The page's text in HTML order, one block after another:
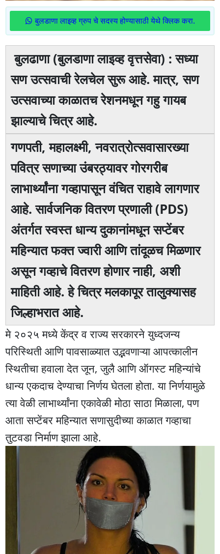
बुलडाणा लाइव्ह ग्रुप चे सदस्य होण्यासाठी येथे क्लिक करा.
बुलढाणा (बुलडाणा लाइव्ह वृत्तसेवा) : सध्या
सण उत्सवाची रेलचेल सुरू आहे. मात्र, सण
उत्सवाच्या काळातच रेशनमधून गहु गायब
झाल्याचे चित्र आहे.
गणपती, महालक्ष्मी, नवरात्रोत्सवासारख्या
पवित्र सणाच्या उंबरठ्यावर गोरगरीब
लाभार्थ्यांना गव्हापासून वंचित राहावे लागणार
आहे. सार्वजनिक वितरण प्रणाली (PDS)
अंतर्गत स्वस्त धान्य दुकानांमधून सप्टेंबर
महिन्यात फक्त ज्वारी आणि तांदूळच मिळणार
असून गव्हाचे वितरण होणार नाही, अशी
माहिती आहे. हे चित्र मलकापूर तालुक्यासह
जिल्हाभरात आहे.
मे २०२५ मध्ये केंद्र व राज्य सरकारने युध्दजन्य
परिस्थिती आणि पावसाळ्यात उद्भवणाऱ्या आपत्कालीन
स्थितीचा हवाला देत जून, जुलै आणि ऑगस्ट महिन्यांचे
धान्य एकदाच देण्याचा निर्णय घेतला होता. या निर्णयामुळे
त्या वेळी लाभार्थ्यांना एकावेळी मोठा साठा मिळाला, पण
आता सप्टेंबर महिन्यात सणासुदीच्या काळात गव्हाचा
तुटवडा निर्माण झाला आहे.